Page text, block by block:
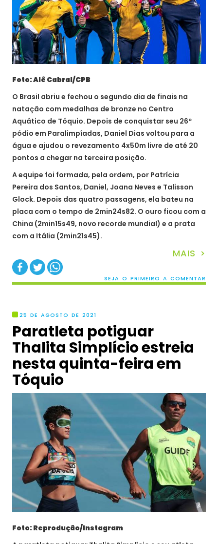
Foto: Alê Cabral/CPB
O Brasil abriu e fechou o segundo dia de finais na
natação com medalhas de bronze no Centro
Aquático de Tóquio. Depois de conquistar seu 26º
pódio em Paralimpíadas, Daniel Dias voltou para a
água e ajudou o revezamento 4x50m livre de até 20
pontos a chegar na terceira posição.
A equipe foi formada, pela ordem, por Patrícia
Pereira dos Santos, Daniel, Joana Neves e Talisson
Glock. Depois das quatro passagens, ela bateu na
placa com o tempo de 2min24s82. O ouro ficou com a
China (2min15s49, novo recorde mundial) e a prata
com a Itália (2min21s45).
MAIS >
SEJA O PRIMEIRO A COMENTAR
25 DE AGOSTO DE 2021
Paratleta potiguar
Thalita Simplício estreia
nesta quinta-feira em
Tóquio
Foto: Reprodução/Instagram